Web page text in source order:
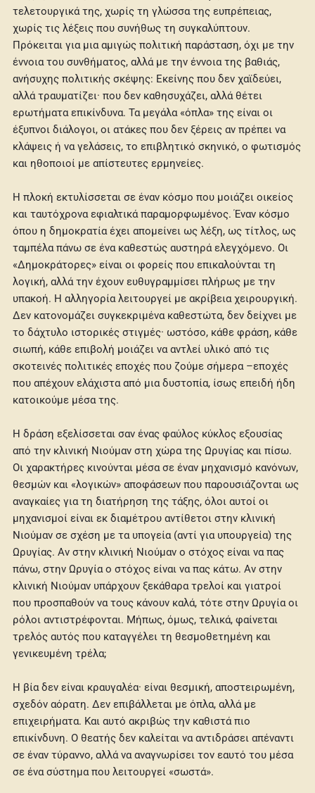
τελετουργικά της, χωρίς τη γλώσσα της ευπρέπειας,
χωρίς τις λέξεις που συνήθως τη συγκαλύπτουν.
Πρόκειται για μια αμιγώς πολιτική παράσταση, όχι με την
έννοια του συνθήματος, αλλά με την έννοια της βαθιάς,
ανήσυχης πολιτικής σκέψης: Εκείνης που δεν χαϊδεύει,
αλλά τραυματίζει· που δεν καθησυχάζει, αλλά θέτει
ερωτήματα επικίνδυνα. Τα μεγάλα «όπλα» της είναι οι
έξυπνοι διάλογοι, οι ατάκες που δεν ξέρεις αν πρέπει να
κλάψεις ή να γελάσεις, το επιβλητικό σκηνικό, ο φωτισμός
και ηθοποιοί με απίστευτες ερμηνείες.
Η πλοκή εκτυλίσσεται σε έναν κόσμο που μοιάζει οικείος
και ταυτόχρονα εφιαλτικά παραμορφωμένος. Έναν κόσμο
όπου η δημοκρατία έχει απομείνει ως λέξη, ως τίτλος, ως
ταμπέλα πάνω σε ένα καθεστώς αυστηρά ελεγχόμενο. Οι
«Δημοκράτορες» είναι οι φορείς που επικαλούνται τη
λογική, αλλά την έχουν ευθυγραμμίσει πλήρως με την
υπακοή. Η αλληγορία λειτουργεί με ακρίβεια χειρουργική.
Δεν κατονομάζει συγκεκριμένα καθεστώτα, δεν δείχνει με
το δάχτυλο ιστορικές στιγμές· ωστόσο, κάθε φράση, κάθε
σιωπή, κάθε επιβολή μοιάζει να αντλεί υλικό από τις
σκοτεινές πολιτικές εποχές που ζούμε σήμερα –εποχές
που απέχουν ελάχιστα από μια δυστοπία, ίσως επειδή ήδη
κατοικούμε μέσα της.
Η δράση εξελίσσεται σαν ένας φαύλος κύκλος εξουσίας
από την κλινική Νιούμαν στη χώρα της Ωρυγίας και πίσω.
Οι χαρακτήρες κινούνται μέσα σε έναν μηχανισμό κανόνων,
θεσμών και «λογικών» αποφάσεων που παρουσιάζονται ως
αναγκαίες για τη διατήρηση της τάξης, όλοι αυτοί οι
μηχανισμοί είναι εκ διαμέτρου αντίθετοι στην κλινική
Νιούμαν σε σχέση με τα υπογεία (αντί για υπουργεία) της
Ωρυγίας. Αν στην κλινική Νιούμαν ο στόχος είναι να πας
πάνω, στην Ωρυγία ο στόχος είναι να πας κάτω. Αν στην
κλινική Νιούμαν υπάρχουν ξεκάθαρα τρελοί και γιατροί
που προσπαθούν να τους κάνουν καλά, τότε στην Ωρυγία οι
ρόλοι αντιστρέφονται. Μήπως, όμως, τελικά, φαίνεται
τρελός αυτός που καταγγέλει τη θεσμοθετημένη και
γενικευμένη τρέλα;
Η βία δεν είναι κραυγαλέα· είναι θεσμική, αποστειρωμένη,
σχεδόν αόρατη. Δεν επιβάλλεται με όπλα, αλλά με
επιχειρήματα. Και αυτό ακριβώς την καθιστά πιο
επικίνδυνη. Ο θεατής δεν καλείται να αντιδράσει απέναντι
σε έναν τύραννο, αλλά να αναγνωρίσει τον εαυτό του μέσα
σε ένα σύστημα που λειτουργεί «σωστά».